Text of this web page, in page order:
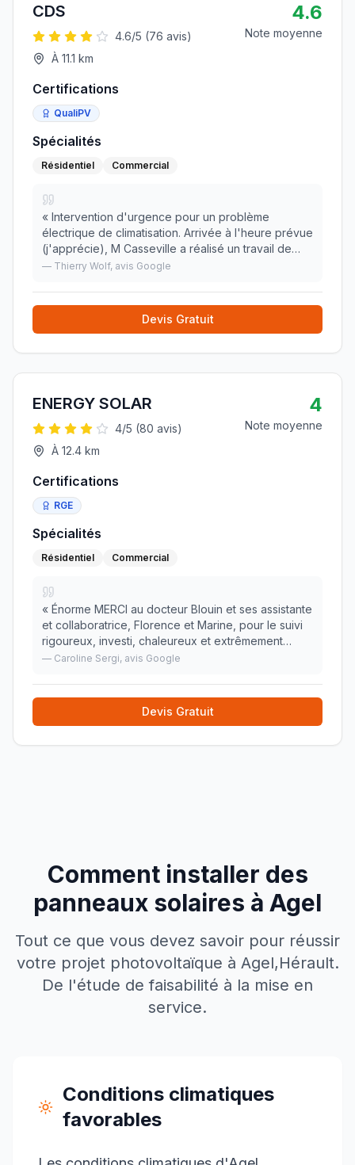
CDS
4.6/5 (76 avis)
À 11.1 km
4.6
Note moyenne
Certifications
QualiPV
Spécialités
Résidentiel Commercial
« Intervention d'urgence pour un problème
électrique de climatisation. Arrivée à l'heure prévue
(j'apprécie), M Casseville a réalisé un travail de
détective pour trouver la cause et en plus il y a
— Thierry Wolf, avis Google
Devis Gratuit
ENERGY SOLAR
4/5 (80 avis)
À 12.4 km
4
Note moyenne
Certifications
RGE
Spécialités
Résidentiel Commercial
« Énorme MERCI au docteur Blouin et ses assistante
et collaboratrice, Florence et Marine, pour le suivi
rigoureux, investi, chaleureux et extrêmement
bienveillant dont elles ont fait preuve auprès de
— Caroline Sergi, avis Google
Devis Gratuit
Comment installer des
panneaux solaires à Agel
Tout ce que vous devez savoir pour réussir
votre projet photovoltaïque à Agel,Hérault.
De l'étude de faisabilité à la mise en
service.
Conditions climatiques
favorables